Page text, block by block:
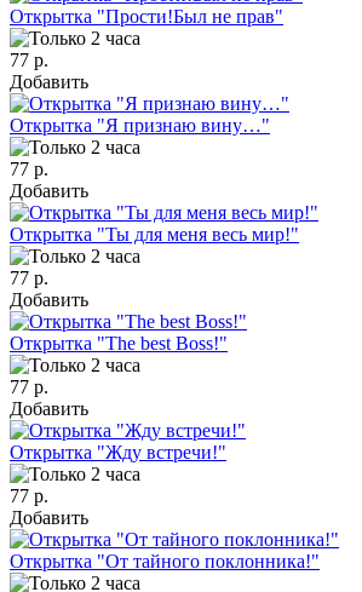
Открытка "Прости!Был не прав"
77 р.
Добавить
Открытка "Я признаю вину…"
77 р.
Добавить
Открытка "Ты для меня весь мир!"
77 р.
Добавить
Открытка "The best Boss!"
77 р.
Добавить
Открытка "Жду встречи!"
77 р.
Добавить
Открытка "От тайного поклонника!"